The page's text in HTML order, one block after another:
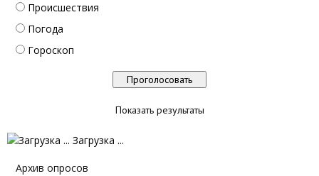
Происшествия
Погода
Гороскоп
Показать результаты
Загрузка ...
Архив опросов